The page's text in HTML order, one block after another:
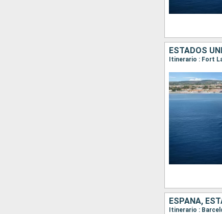
ESTADOS
Itinerario : Fort
ESPAÑA,
Itinerario :